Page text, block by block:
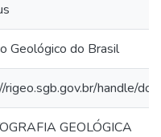
Geológico do Brasil
rigeo.sgb.gov.br/handle/
GEOLÓGICA